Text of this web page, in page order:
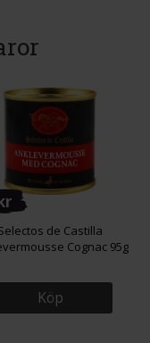
de Castilla
Cognac 95g
Köp